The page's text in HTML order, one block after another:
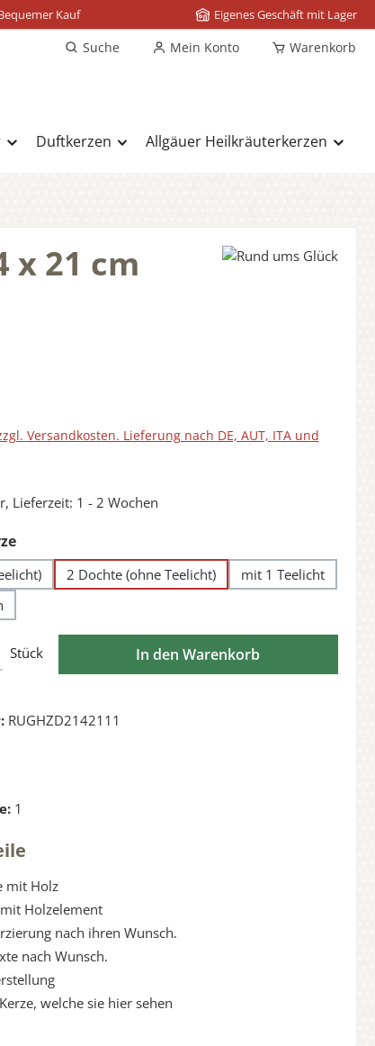
Kauf Eigenes Geschäft mit Lager
Suche Mein Konto Warenkorb
Duftkerzen Allgäuer Heilkräuterkerzen
x 21 cm
Versandkosten. Lieferung nach DE, AUT, ITA und
Lieferzeit: 1 - 2 Wochen
auswählen
2 Dochte (ohne Teelicht)
mit 1 Teelicht
den gewünschten Wert ein oder benutze die
Stück In den Warenkorb
RUGHZD2142111
1
mit Holz
Holzelement
nach ihren Wunsch.
nach Wunsch.
welche sie hier sehen